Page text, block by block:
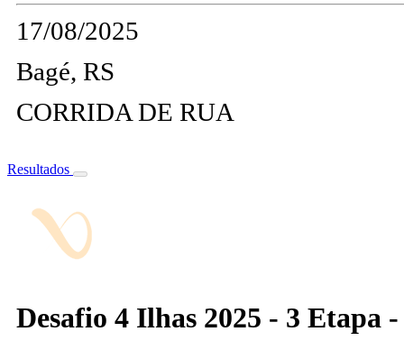
17/08/2025
Bagé, RS
CORRIDA DE RUA
Resultados
Desafio 4 Ilhas 2025 - 3 Etapa